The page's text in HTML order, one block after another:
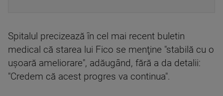
Spitalul precizează în cel mai recent buletin
medical că starea lui Fico se menţine "stabilă cu o
uşoară ameliorare", adăugând, fără a da detalii:
"Credem că acest progres va continua".